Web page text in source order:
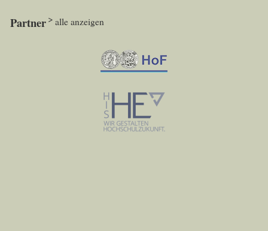
Partner alle anzeigen